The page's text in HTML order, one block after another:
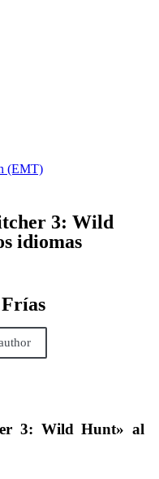
(EMT)
3: Wild
idiomas
Frías
3: Wild Hunt» al